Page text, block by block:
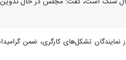
تشکل‌های کارگری، ضمن